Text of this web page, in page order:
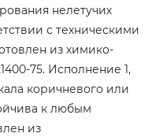
нелетучих
с техническими
из химико-
75. Исполнение 1,
коричневого или
к любым
из